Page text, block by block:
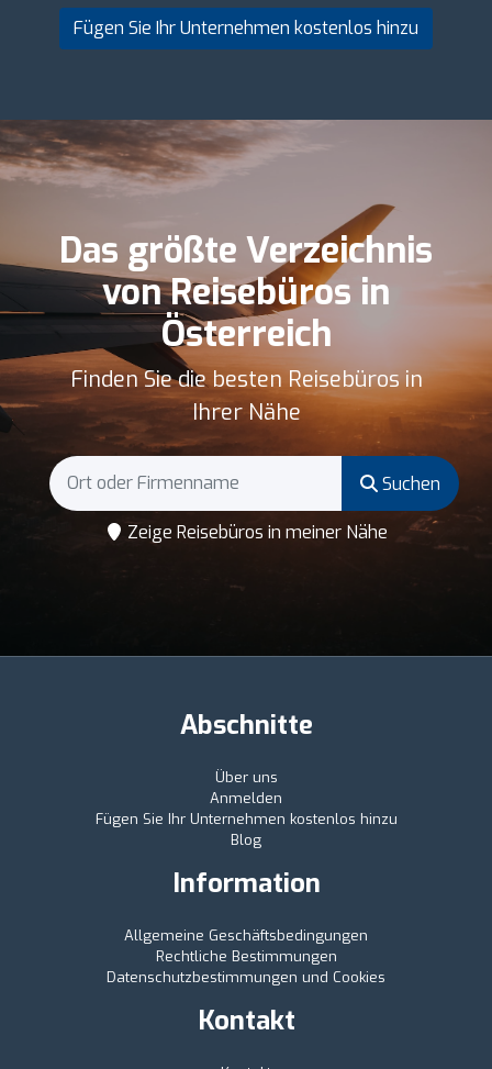
Fügen Sie Ihr Unternehmen kostenlos hinzu
Das größte Verzeichnis
von Reisebüros in
Österreich
Finden Sie die besten Reisebüros in
Ihrer Nähe
Suchen
Zeige Reisebüros in meiner Nähe
Abschnitte
Über uns
Anmelden
Fügen Sie Ihr Unternehmen kostenlos hinzu
Blog
Information
Allgemeine Geschäftsbedingungen
Rechtliche Bestimmungen
Datenschutzbestimmungen und Cookies
Kontakt